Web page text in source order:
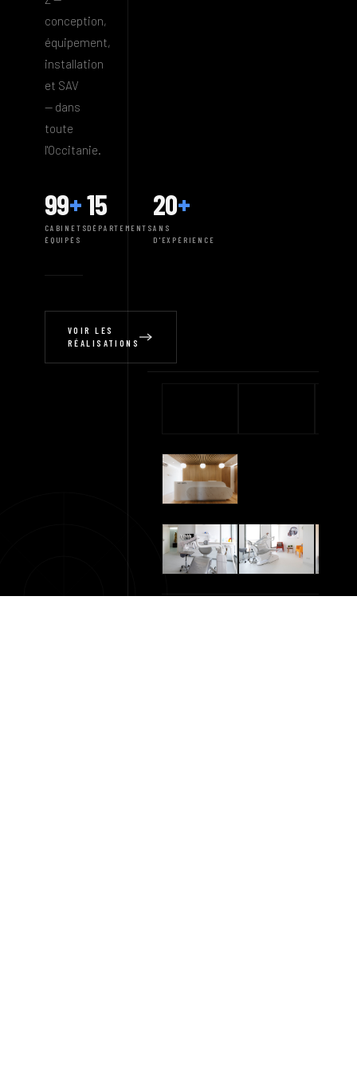
conception,
équipement,
installation
et SAV
— dans
toute
l'Occitanie.
99+
CABINETS
ÉQUIPÉS
15
DÉPARTEMENTS
20+
ANS
D'EXPÉRIENCE
VOIR LES
RÉALISATIONS